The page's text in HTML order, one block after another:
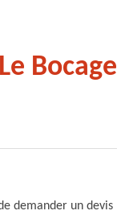
Bocage
demander un devis